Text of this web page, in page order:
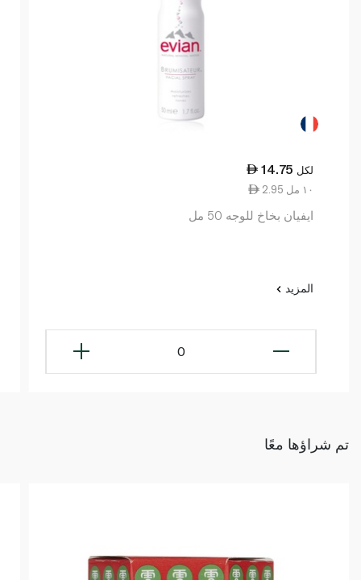
14.75 لكل
2.95 ١٠ مل
ايفيان بخاخ للوجه 50 مل
المزيد
0
تم شراؤها معًا